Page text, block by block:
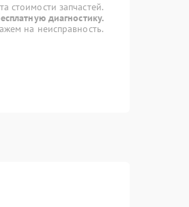
стоимости запчастей.
диагностику.
на неисправность.